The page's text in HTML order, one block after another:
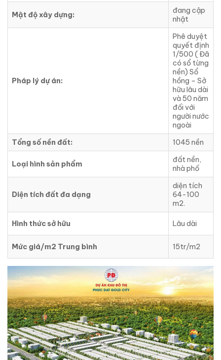
Mật độ xây dựng:
đang cập
nhật
Pháp lý dự án:
Phê duyệt
quyết định
1/500 ( Đã
có sổ từng
nền) Sổ
hồng – Sở
hữu lâu dài
và 50 năm
đối với
người nước
ngoài
Tổng số nền đất:
1045 nền
Loại hình sản phẩm
đất nền,
nhà phố
Diện tích đất đa dạng
diện tích
64-100
m2.
Hình thức sở hữu Lâu dài
Mức giá/m2 Trung bình 15tr/m2